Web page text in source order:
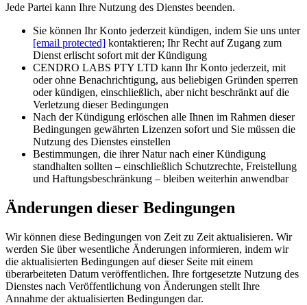
Jede Partei kann Ihre Nutzung des Dienstes beenden.
Sie können Ihr Konto jederzeit kündigen, indem Sie uns unter
[email protected] kontaktieren; Ihr Recht auf Zugang zum
Dienst erlischt sofort mit der Kündigung
CENDRO LABS PTY LTD kann Ihr Konto jederzeit, mit
oder ohne Benachrichtigung, aus beliebigen Gründen sperren
oder kündigen, einschließlich, aber nicht beschränkt auf die
Verletzung dieser Bedingungen
Nach der Kündigung erlöschen alle Ihnen im Rahmen dieser
Bedingungen gewährten Lizenzen sofort und Sie müssen die
Nutzung des Dienstes einstellen
Bestimmungen, die ihrer Natur nach einer Kündigung
standhalten sollten – einschließlich Schutzrechte, Freistellung
und Haftungsbeschränkung – bleiben weiterhin anwendbar
Änderungen dieser Bedingungen
Wir können diese Bedingungen von Zeit zu Zeit aktualisieren. Wir
werden Sie über wesentliche Änderungen informieren, indem wir
die aktualisierten Bedingungen auf dieser Seite mit einem
überarbeiteten Datum veröffentlichen. Ihre fortgesetzte Nutzung des
Dienstes nach Veröffentlichung von Änderungen stellt Ihre
Annahme der aktualisierten Bedingungen dar.